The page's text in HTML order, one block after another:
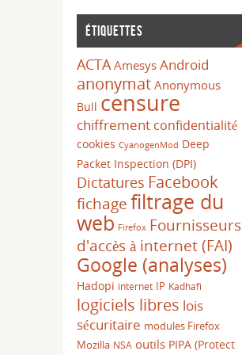
Étiquettes
ACTA Amesys Android
anonymat Anonymous
Bull censure
chiffrement confidentialité
cookies CyanogenMod Deep
Packet Inspection (DPI)
Dictatures Facebook
fichagefiltrage du
web Firefox Fournisseurs
d'accès à internet (FAI)
Google (analyses)
Hadopi internet IP Kadhafi
logiciels libres lois
sécuritaire modules Firefox
Mozilla NSA outils PIPA (Protect